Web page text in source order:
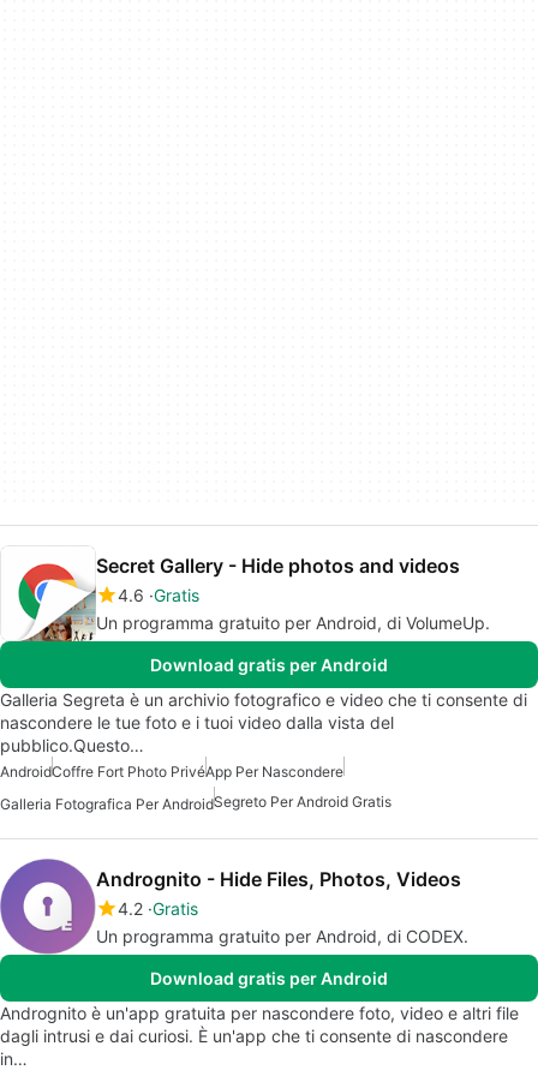
Secret Gallery - Hide photos and videos
4.6 Gratis
Un programma gratuito per Android, di VolumeUp.
Download gratis per Android
Galleria Segreta è un archivio fotografico e video che ti consente di
nascondere le tue foto e i tuoi video dalla vista del
pubblico.Questo…
AndroidCoffre Fort Photo PrivéApp Per Nascondere
Galleria Fotografica Per AndroidSegreto Per Android Gratis
Andrognito - Hide Files, Photos, Videos
4.2 Gratis
Un programma gratuito per Android, di CODEX.
Download gratis per Android
Andrognito è un'app gratuita per nascondere foto, video e altri file
dagli intrusi e dai curiosi. È un'app che ti consente di nascondere
in…